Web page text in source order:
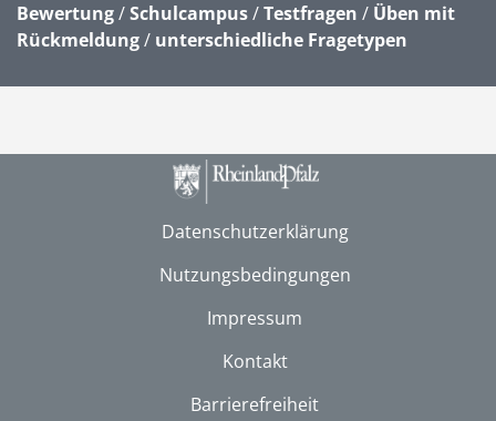
Bewertung/Schulcampus/Testfragen / Üben mit
Rückmeldung/ unterschiedliche Fragetypen
Datenschutzerklärung
Nutzungsbedingungen
Impressum
Kontakt
Barrierefreiheit